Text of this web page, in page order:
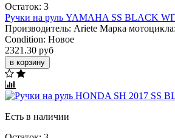
Остаток: 3
Ручки на руль YAMAHA SS BLACK
Производитель: Ariete Марка мотоцикла:
Condition: Новое
2321.30 руб
в корзину
Есть в наличии